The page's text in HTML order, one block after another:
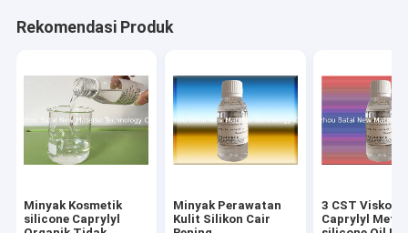
Rekomendasi Produk
Minyak Kosmetik
silicone Caprylyl
Minyak Perawatan
Kulit Silikon Cair
3 CST
Caprylyl